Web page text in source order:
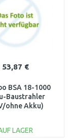
Vergleichen
53,87 €
BSA 18-1000
Baustrahler
ohne Akku)
LAGER